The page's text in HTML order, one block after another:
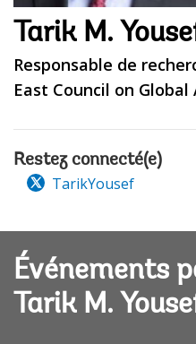
Tarik M.
Responsable de
East Council on Global
Restez connecté(e)
TarikYousef
Événements
Tarik M.